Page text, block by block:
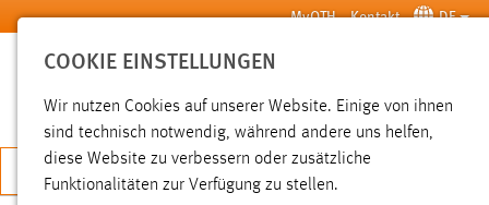
Zum Hauptinhalt springen MyOTH Kontakt DE
SUCHE
JETZT BEWERBEN
COOKIE EINSTELLUNGEN
Wir nutzen Cookies auf unserer Website. Einige von ihnen
sind technisch notwendig, während andere uns helfen,
diese Website zu verbessern oder zusätzliche
Funktionalitäten zur Verfügung zu stellen.